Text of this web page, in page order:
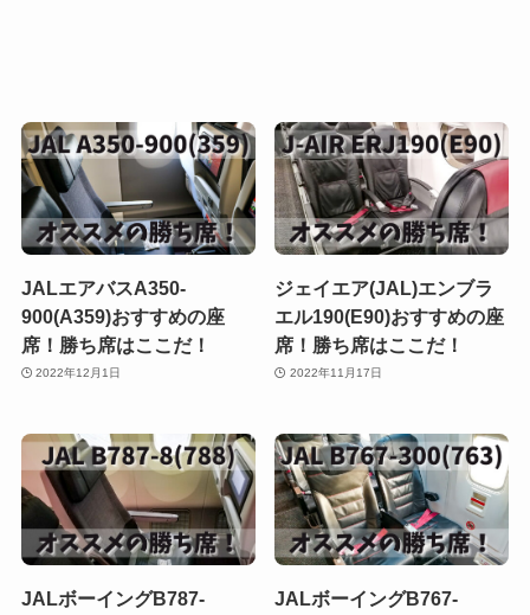
JALエアバスA350-
900(A359)おすすめの座
席！勝ち席はここだ！
2022年12月1日
ジェイエア(JAL)エンブラ
エル190(E90)おすすめの座
席！勝ち席はここだ！
2022年11月17日
JALボーイングB787-
JALボーイングB767-